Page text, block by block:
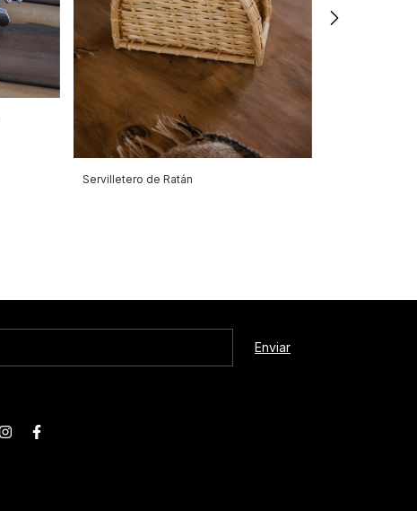
Servilletero de Ratán